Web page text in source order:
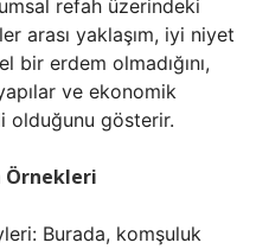
refah üzerindeki
arası yaklaşım, iyi niyet
bir erdem olmadığını,
ve ekonomik
olduğunu gösterir.
Örnekleri
Burada, komşuluk